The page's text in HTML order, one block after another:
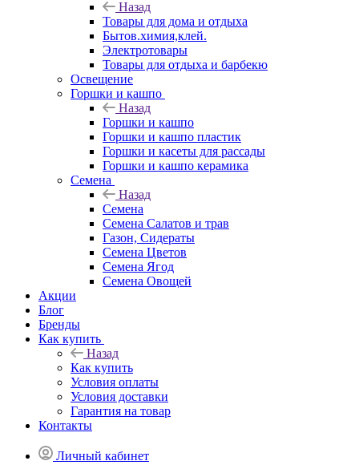
Назад
Товары для дома и отдыха
Бытов.химия,клей.
Электротовары
Товары для отдыха и барбекю
Освещение
Горшки и кашпо
Назад
Горшки и кашпо
Горшки и кашпо пластик
Горшки и касеты для рассады
Горшки и кашпо керамика
Семена
Назад
Семена
Семена Салатов и трав
Газон, Сидераты
Семена Цветов
Семена Ягод
Семена Овощей
Акции
Блог
Бренды
Как купить
Назад
Как купить
Условия оплаты
Условия доставки
Гарантия на товар
Контакты
Личный кабинет